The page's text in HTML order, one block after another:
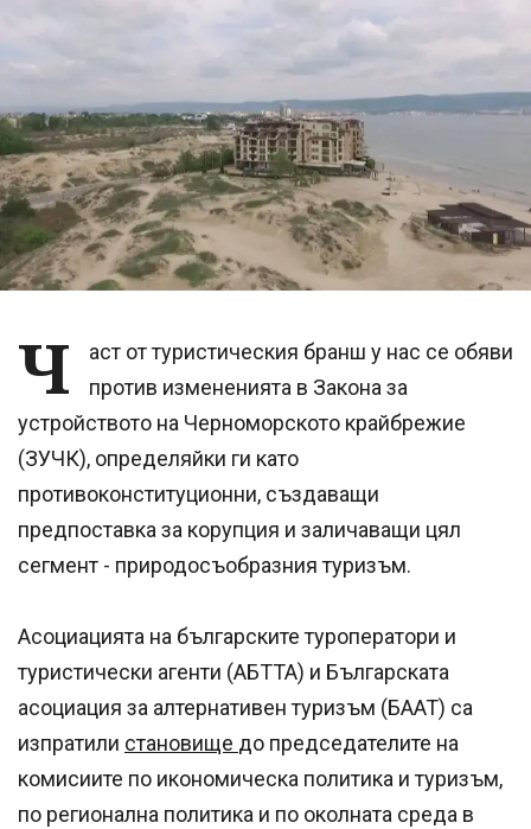
Ч
аст от туристическия бранш у нас се обяви
против измененията в Закона за
устройството на Черноморското крайбрежие
(ЗУЧК), определяйки ги като
противоконституционни, създаващи
предпоставка за корупция и заличаващи цял
сегмент - природосъобразния туризъм.
Асоциацията на българските туроператори и
туристически агенти (АБТТА) и Българската
асоциация за алтернативен туризъм (БААТ) са
изпратили становище до председателите на
комисиите по икономическа политика и туризъм,
по регионална политика и по околната среда в